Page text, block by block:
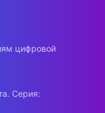
цифровой
Серия: